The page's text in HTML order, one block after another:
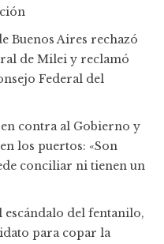
Buenos Aires rechazó
de Milei y reclamó
Federal del
contra al Gobierno y
los puertos: «Son
conciliar ni tienen un
del fentanilo,
para copar la